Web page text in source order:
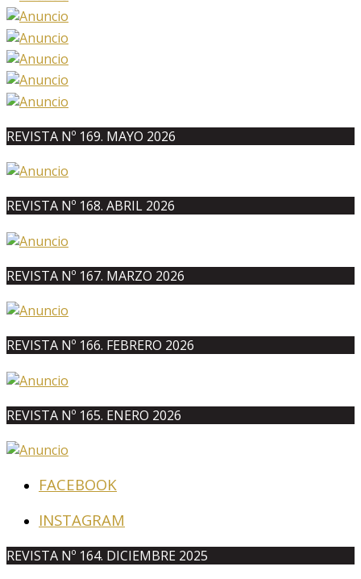
REVISTA Nº 169. MAYO 2026
REVISTA Nº 168. ABRIL 2026
REVISTA Nº 167. MARZO 2026
REVISTA Nº 166. FEBRERO 2026
REVISTA Nº 165. ENERO 2026
FACEBOOK
INSTAGRAM
REVISTA Nº 164. DICIEMBRE 2025